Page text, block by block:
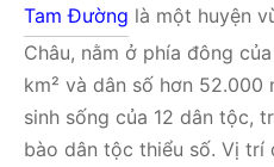
Tam Đường là một huyện
Châu, nằm ở phía đông
km² và dân số hơn 52.000
sinh sống của 12 dân tộc,
bào dân tộc thiểu số. Vị